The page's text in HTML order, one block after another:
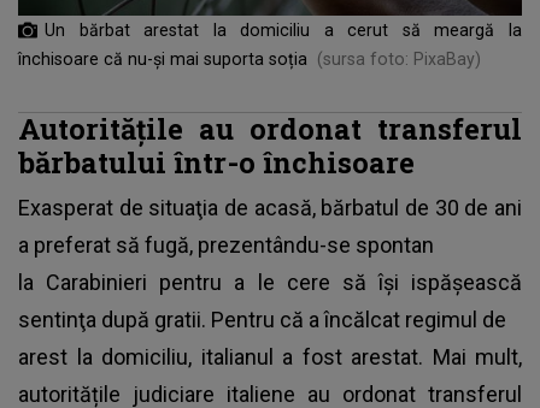
Un bărbat arestat la domiciliu a cerut să meargă la
închisoare că nu-și mai suporta soția
(sursa foto: PixaBay)
Autoritățile au ordonat transferul
bărbatului într-o închisoare
Exasperat de situaţia de acasă, bărbatul de 30 de ani
a preferat să fugă, prezentându-se spontan
la Carabinieri pentru a le cere să îşi ispăşească
sentinţa după gratii. Pentru că a încălcat regimul de
arest la domiciliu, italianul a fost arestat. Mai mult,
autoritățile judiciare italiene au ordonat transferul